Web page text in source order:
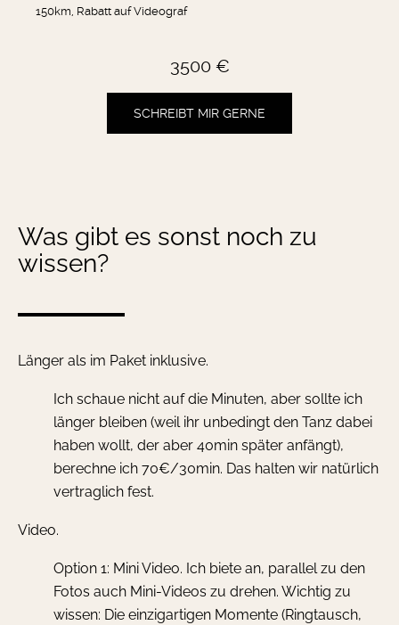
150km, Rabatt auf Videograf
3500 €
SCHREIBT MIR GERNE
Was gibt es sonst noch zu
wissen?
Länger als im Paket inklusive.
Ich schaue nicht auf die Minuten, aber sollte ich
länger bleiben (weil ihr unbedingt den Tanz dabei
haben wollt, der aber 40min später anfängt),
berechne ich 70€/30min. Das halten wir natürlich
vertraglich fest.
Video.
Option 1: Mini Video. Ich biete an, parallel zu den
Fotos auch Mini-Videos zu drehen. Wichtig zu
wissen: Die einzigartigen Momente (Ringtausch,